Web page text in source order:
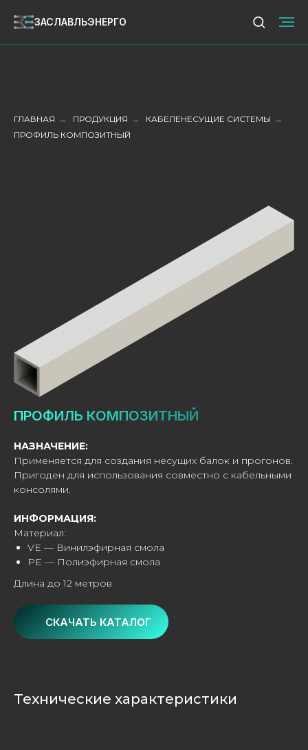
ЗАСЛАВЛЬЭНЕРГО
ЗАСЛАВЛЬЭНЕРГО
ГЛАВНАЯ → ПРОДУКЦИЯ → КАБЕЛЕНЕСУЩИЕ СИСТЕМЫ →
ПРОФИЛЬ КОМПОЗИТНЫЙ
ПРОФИЛЬ КОМПОЗИТНЫЙ
НАЗНАЧЕНИЕ:
Применяется для создания несущих балок и прогонов.
Пригоден для использования совместно с кабельными
консолями.
ИНФОРМАЦИЯ:
Материал:
VE — Винилэфирная смола
PE — Полиэфирная смола
Длина до 12 метров
СКАЧАТЬ КАТАЛОГ
Технические характеристики